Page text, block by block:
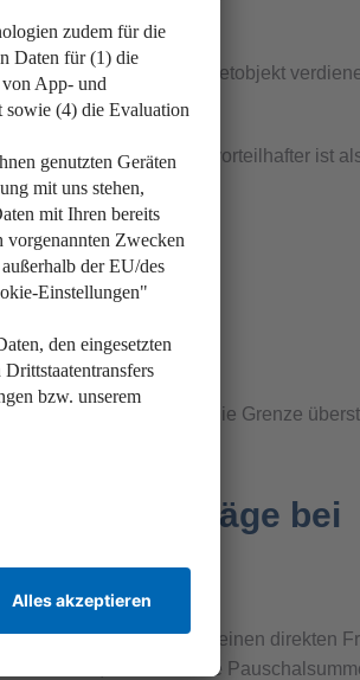
1.500 Euro durch Ihr Mietobjekt
gilt nur, wenn er vorteilhafter ist
nur den Betrag, der die Grenze
Freibeträge bei
bleiben, gibt es keinen direkten
bleiben keine